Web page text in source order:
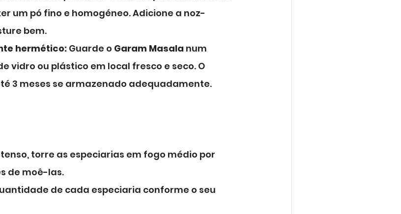
um pó fino e homogéneo. Adicione a noz-
bem.
hermético: Guarde o Garam Masala num
vidro ou plástico em local fresco e seco. O
3 meses se armazenado adequadamente.
torre as especiarias em fogo médio por
de moê-las.
de cada especiaria conforme o seu